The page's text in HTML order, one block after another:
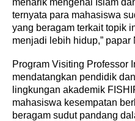
ternyata para mahasiswa
yang beragam terkait topik
menjadi lebih hidup,” papar
Program Visiting Professor
mendatangkan pendidik
lingkungan akademik
mahasiswa kesempatan
beragam sudut pandang